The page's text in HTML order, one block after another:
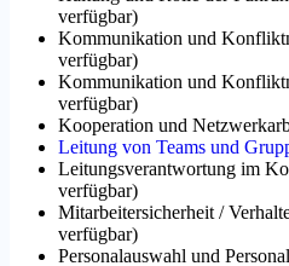
verfügbar)
Kommunikation und
verfügbar)
Kommunikation und
verfügbar)
Kooperation und
Leitung von Teams und
Leitungsverantwortung im
verfügbar)
Mitarbeitersicherheit /
verfügbar)
Personalauswahl und